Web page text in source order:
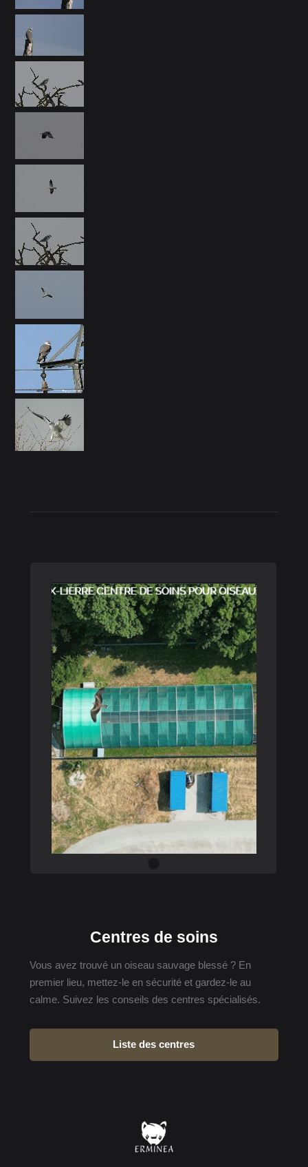
Centres de soins
Vous avez trouvé un oiseau sauvage blessé ? En
premier lieu, mettez-le en sécurité et gardez-le au
calme. Suivez les conseils des centres spécialisés.
Liste des centres